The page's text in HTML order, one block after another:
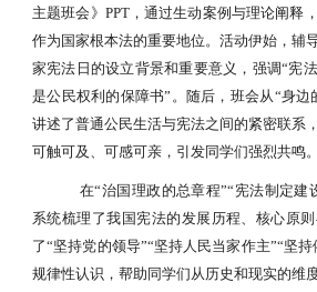
主题班会》PPT，通过生动案例与理论阐释
作为国家根本法的重要地位。活动伊始，辅
家宪法日的设立背景和重要意义，强调“宪
是公民权利的保障书”。随后，班会从“身边
讲述了普通公民生活与宪法之间的紧密联系
可触可及、可感可亲，引发同学们强烈共鸣。
在“治国理政的总章程”“宪法制定建
系统梳理了我国宪法的发展历程、核心原
了“坚持党的领导”“坚持人民当家作主”“坚
规律性认识，帮助同学们从历史和现实的维